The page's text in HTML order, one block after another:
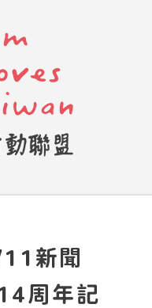
新聞
周年記